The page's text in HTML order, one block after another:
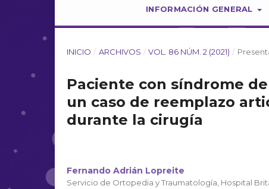
INFORMACIÓN GENERAL
INICIO / ARCHIVOS / VOL. 86 NÚM. 2 (2021) /
Paciente con síndrome
un caso de reemplazo
durante la cirugía
Fernando Adrián Lopreite
Servicio de Ortopedia y Traumatología, Hospital